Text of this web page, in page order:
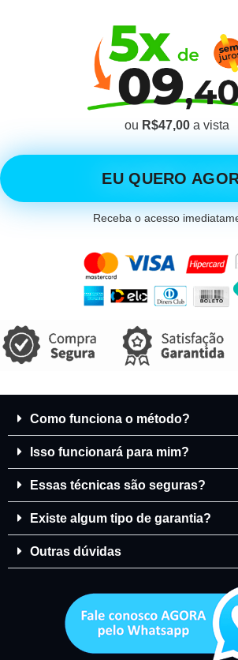
ou R$47,00a vista
EU QUERO
Receba o acesso
Como funciona o método?
Isso funcionará para mim?
Essas técnicas são seguras?
Existe algum tipo de garantia?
Outras dúvidas